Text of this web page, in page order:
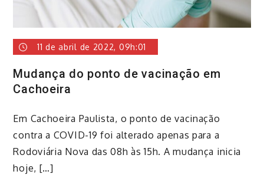
11 de abril de 2022, 09h:01
Mudança do ponto de vacinação em
Cachoeira
​Em Cachoeira Paulista, o ponto de vacinação
contra a COVID-19 foi alterado apenas para a
Rodoviária Nova das 08h às 15h. ​A mudança inicia
hoje, […]